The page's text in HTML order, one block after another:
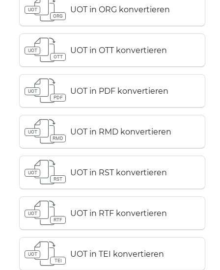
UOT
ORG
UOT in ORG konvertieren
UOT
OTT
UOT in OTT konvertieren
UOT
PDF
UOT in PDF konvertieren
UOT
RMD
UOT in RMD konvertieren
UOT
RST
UOT in RST konvertieren
UOT
RTF
UOT in RTF konvertieren
UOT
TEI
UOT in TEI konvertieren